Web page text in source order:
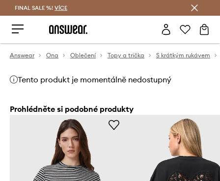
FINAL SALE %! VÍCE
Answear Ona Oblečení Topy a trička S krátkým rukávem
Tento produkt je momentálně nedostupný
Prohlédněte si podobné produkty